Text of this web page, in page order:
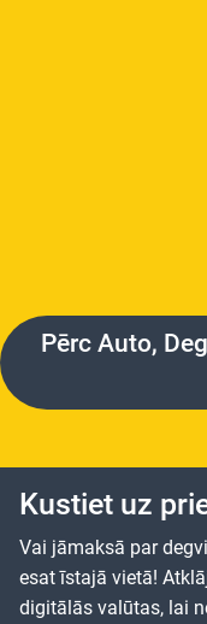
Pērc Auto,
Kustiet uz
Vai jāmaksā par
esat īstajā vietā!
digitālās valūtas, lai